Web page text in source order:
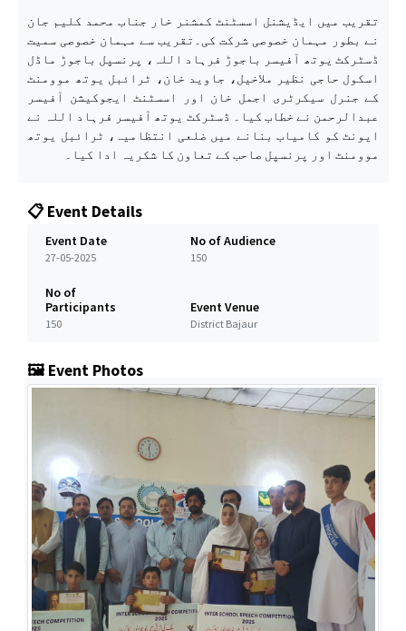
تقریب میں ایڈیشنل اسسٹنٹ کمشنر خار جناب محمد کلیم جان
نے بطور مہمان خصوصی شرکت کی۔تقریب سے مہمان خصوصی سمیت
ڈسٹرکٹ یوتھ آفیسر باجوڑ فرہاد اللہ، پرنسپل باجوڑ ماڈل
اسکول حاجی نظیر ملاخیل، جاوید خان، ٹرائبل یوتھ موومنٹ
کے جنرل سیکرٹری اجمل خان اور اسسٹنٹ ایجوکیشن آفیسر
عبدالرحمن نے خطاب کیا۔ ڈسٹرکٹ یوتھ آفیسر فرہاد اللہ نے
ایونٹ کو کامیاب بنانے میں ضلعی انتظامیہ، ٹرائبل یوتھ
موومنٹ اور پرنسپل صاحب کے تعاون کا شکریہ ادا کیا۔
📋 Event Details
Event Date
27-05-2025
No of Audience
150
No of
Participants
150
Event Venue
District Bajaur
🖼️ Event Photos